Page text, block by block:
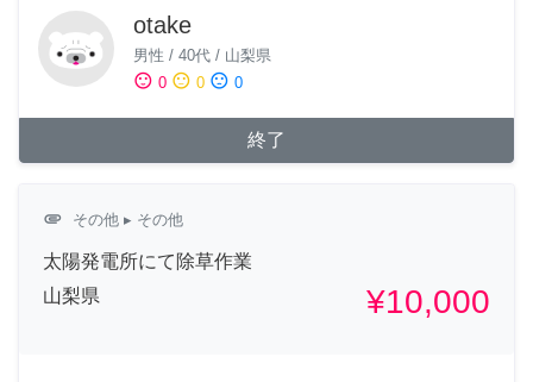
otake
男性 / 40代 / 山梨県
sentiment_satisfied 0 sentiment_neutral 0 sentiment_dissatisfied 0
終了
attachment その他 ▸ その他
太陽発電所にて除草作業
山梨県
¥10,000